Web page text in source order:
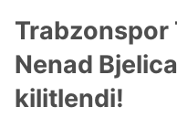
Trabzonspor
Nenad
kilitlendi!